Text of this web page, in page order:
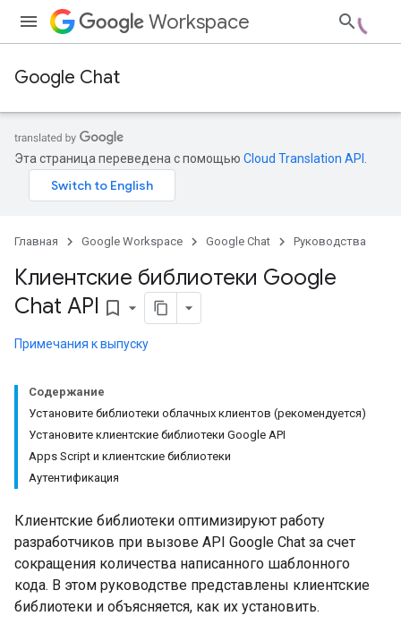
Workspace
Google Chat
Эта страница переведена с помощью Cloud Translation API
Главная Google Workspace Google Chat Руководства
Клиентские библиотеки Google
Chat API bookmark_border
Примечания к выпуску
Содержание
Установите библиотеки облачных клиентов (рекомендуется)
Установите клиентские библиотеки Google API
Apps Script и клиентские библиотеки
Аутентификация
Клиентские библиотеки оптимизируют работу
разработчиков при вызове API Google Chat за счет
сокращения количества написанного шаблонного
кода. В этом руководстве представлены клиентские
библиотеки и объясняется, как их установить.